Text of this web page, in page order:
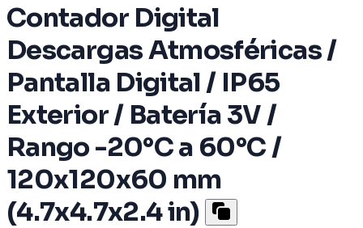
Contador Digital
Descargas Atmosféricas /
Pantalla Digital / IP65
Exterior / Batería 3V /
Rango -20°C a 60°C /
120x120x60 mm
(4.7x4.7x2.4 in)